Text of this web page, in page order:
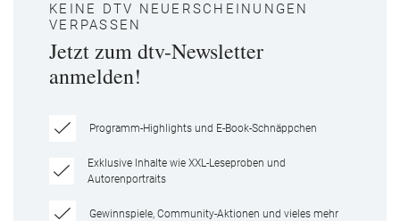
KEINE DTV NEUERSCHEINUNGEN
VERPASSEN
Jetzt zum dtv-Newsletter
anmelden!
Programm-Highlights und E-Book-Schnäppchen
Exklusive Inhalte wie XXL-Leseproben und
Autorenportraits
Gewinnspiele, Community-Aktionen und vieles mehr